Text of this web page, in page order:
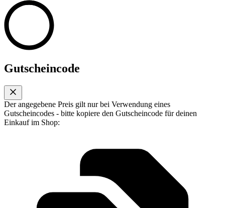
Gutscheincode
Der angegebene Preis gilt nur bei Verwendung eines
Gutscheincodes - bitte kopiere den Gutscheincode für deinen
Einkauf im Shop: